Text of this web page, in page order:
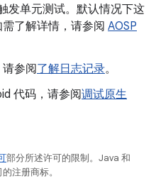
发单元测试。默认情况下这
了解详情，请参阅 AOSP
参阅了解日志记录。
代码，请参阅调试原生
部分所述许可的限制。Java 和
注册商标。